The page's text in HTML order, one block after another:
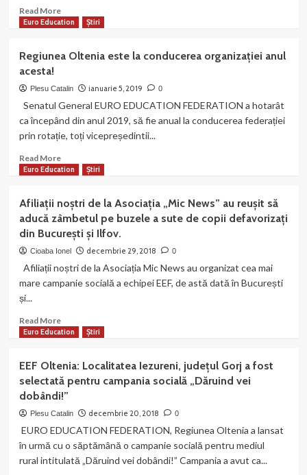
„EURO
Read MoreRead
more
–
media
la
lansare
de
în
Târgu-
Euro Education Știri
Regiunea Oltenia este la conducerea organizației anul
acesta!
Plesu Catalin ianuarie 5, 2019 0
Senatul General EURO EDUCATION FEDERATION a hotarât
ca începând din anul 2019, să fie anual la conducerea federației
prin rotație, toți vicepreședintii...
Read MoreRead
more
Oltenia
este
la
conducerea
anul
acesta!
Euro Education Știri
Afiliații noștri de la Asociația „Mic News” au reușit să
aducă zâmbetul pe buzele a sute de copii defavorizați
din București și Ilfov.
Cioaba Ionel decembrie 29, 2018 0
Afiliații noștri de la Asociația Mic News au organizat cea mai
mare campanie socială a echipei EEF, de astă dată în București
și...
Read MoreRead
more
noștri
de
la
Asociația
News”
au
reușit
Euro Education Știri
EEF Oltenia: Localitatea Iezureni, județul Gorj a fost
selectată pentru campania socială „Dăruind vei
dobândi!”
Plesu Catalin decembrie 20, 2018 0
EURO EDUCATION FEDERATION, Regiunea Oltenia a lansat
în urmă cu o săptămână o campanie socială pentru mediul
rural intitulată „Dăruind vei dobândi!” Campania a avut ca...